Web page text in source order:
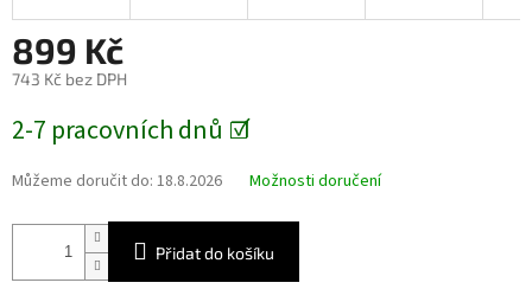
899 Kč
743 Kč bez DPH
cena:
2-7 pracovních dnů ☑️
Můžeme doručit do: 18.8.2026 Možnosti doručení
Přidat do košíku